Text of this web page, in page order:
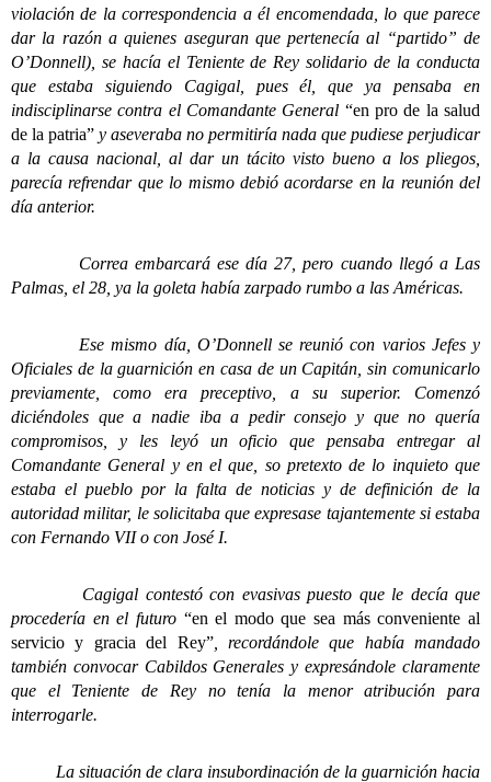
violación de la correspondencia a él encomendada, lo que parece
dar la razón a quienes aseguran que pertenecía al “partido” de
O’Donnell), se hacía el Teniente de Rey solidario de la conducta
que estaba siguiendo Cagigal, pues él, que ya pensaba en
indisciplinarse contra el Comandante General “en pro de la salud
de la patria” y aseveraba no permitiría nada que pudiese perjudicar
a la causa nacional, al dar un tácito visto bueno a los pliegos,
parecía refrendar que lo mismo debió acordarse en la reunión del
día anterior.
Correa embarcará ese día 27, pero cuando llegó a Las
Palmas, el 28, ya la goleta había zarpado rumbo a las Américas.
Ese mismo día, O’Donnell se reunió con varios Jefes y
Oficiales de la guarnición en casa de un Capitán, sin comunicarlo
previamente, como era preceptivo, a su superior. Comenzó
diciéndoles que a nadie iba a pedir consejo y que no quería
compromisos, y les leyó un oficio que pensaba entregar al
Comandante General y en el que, so pretexto de lo inquieto que
estaba el pueblo por la falta de noticias y de definición de la
autoridad militar, le solicitaba que expresase tajantemente si estaba
con Fernando VII o con José I.
Cagigal contestó con evasivas puesto que le decía que
procedería en el futuro “en el modo que sea más conveniente al
servicio y gracia del Rey”, recordándole que había mandado
también convocar Cabildos Generales y expresándole claramente
que el Teniente de Rey no tenía la menor atribución para
interrogarle.
La situación de clara insubordinación de la guarnición hacia